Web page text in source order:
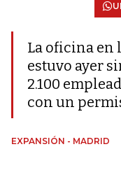
La oficina en
estuvo ayer
2.100
con un
EXPANSIÓN - MADRID